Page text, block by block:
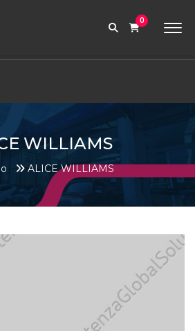
0
WILLIAMS
ALICE WILLIAMS